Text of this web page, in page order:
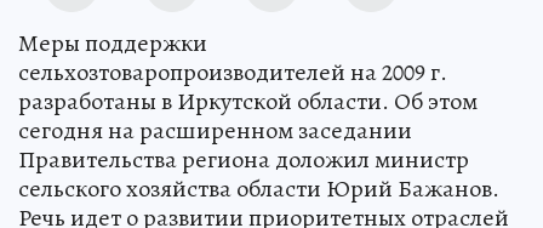
Меры поддержки
сельхозтоваропроизводителей на 2009 г.
разработаны в Иркутской области. Об этом
сегодня на расширенном заседании
Правительства региона доложил министр
сельского хозяйства области Юрий Бажанов.
Речь идет о развитии приоритетных отраслей